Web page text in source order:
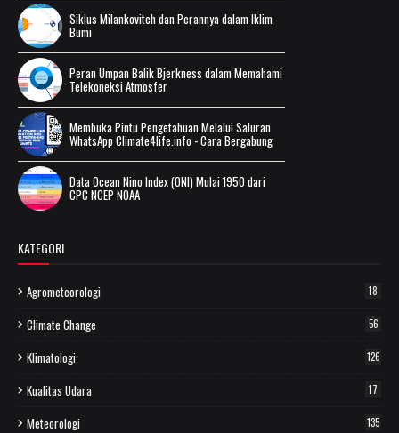
Siklus Milankovitch dan Perannya dalam Iklim
Bumi
Peran Umpan Balik Bjerkness dalam Memahami
Telekoneksi Atmosfer
Membuka Pintu Pengetahuan Melalui Saluran
WhatsApp Climate4life.info - Cara Bergabung
Data Ocean Nino Index (ONI) Mulai 1950 dari
CPC NCEP NOAA
KATEGORI
Agrometeorologi 18
Climate Change 56
Klimatologi 126
Kualitas Udara 17
Meteorologi 135